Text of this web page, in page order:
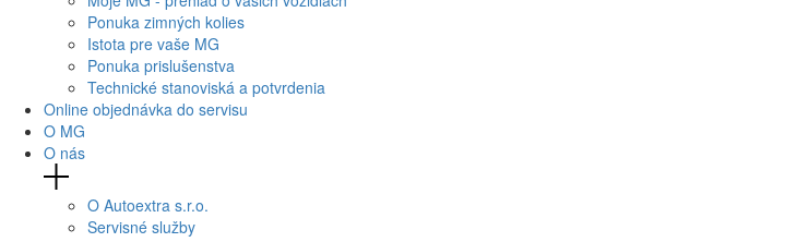
Ponuka zimných kolies
Istota pre vaše MG
Ponuka prislušenstva
Technické stanoviská a potvrdenia
Online objednávka do servisu
O MG
O nás
O Autoextra s.r.o.
Servisné služby